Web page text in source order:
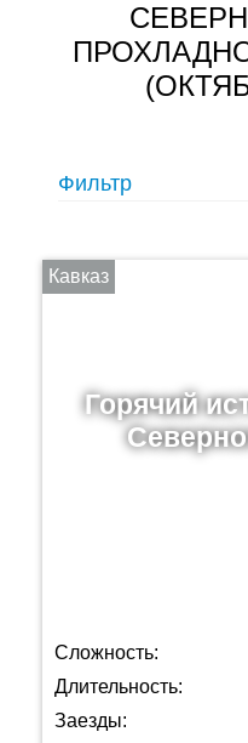
Фильтр
Кавказ
Горячий
Сложность:
Длительность:
Заезды: